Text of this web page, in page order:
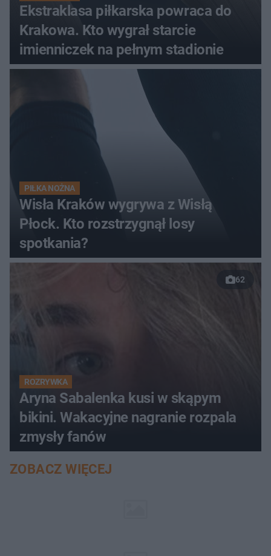
Ekstraklasa piłkarska powraca do
Krakowa. Kto wygrał starcie
imienniczek na pełnym stadionie
PIŁKA NOŻNA
Wisła Kraków wygrywa z Wisłą
Płock. Kto rozstrzygnął losy
spotkania?
62
ROZRYWKA
Aryna Sabalenka kusi w skąpym
bikini. Wakacyjne nagranie rozpala
zmysły fanów
ZOBACZ WIĘCEJ